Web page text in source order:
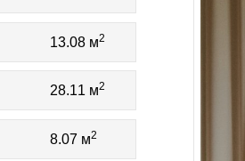
13.08 м2
28.11 м2
8.07 м2